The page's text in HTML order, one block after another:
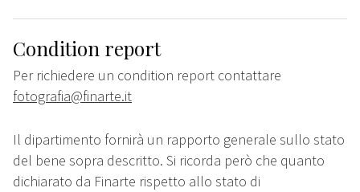
Condition report
Per richiedere un condition report contattare
fotografia@finarte.it
Il dipartimento fornirà un rapporto generale sullo stato
del bene sopra descritto. Si ricorda però che quanto
dichiarato da Finarte rispetto allo stato di